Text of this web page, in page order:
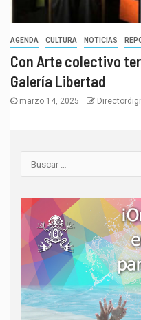
AGENDA CULTURA NOTICIAS
Con Arte colectivo
Galería Libertad
marzo 14, 2025